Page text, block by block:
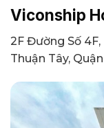
Viconship
2F Đường Số
Thuận Tây,